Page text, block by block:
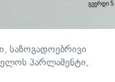
, საზოგადოებრივი
პარლამენტი,